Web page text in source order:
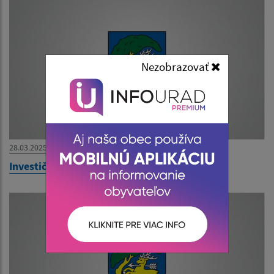
Nezobrazovať
28.03.2025
Investičné projekty zrealizované v roku 2016